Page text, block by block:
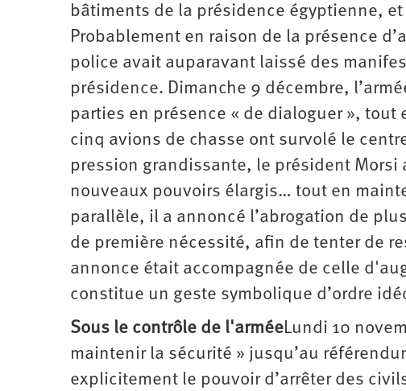
bâtiments de la présidence égyptienne,
Probablement en raison de la présence
police avait auparavant laissé des
présidence. Dimanche 9 décembre,
parties en présence « de dialoguer », tout
cinq avions de chasse ont survolé le
pression grandissante, le président
nouveaux pouvoirs élargis… tout en
parallèle, il a annoncé l’abrogation de
de première nécessité, afin de tenter de
annonce était accompagnée de celle
constitue un geste symbolique d’ordre
Sous le contrôle de l'arméeLundi 10
maintenir la sécurité » jusqu’au
explicitement le pouvoir d’arrêter des